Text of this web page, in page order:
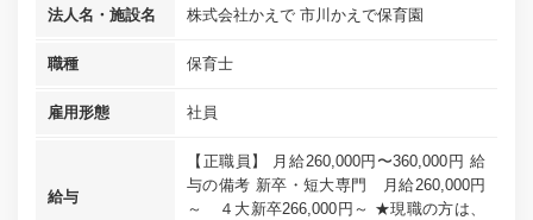
法人名・施設名 株式会社かえで 市川かえで保育園
職種 保育士
雇用形態 社員
給与
【正職員】 月給260,000円〜360,000円 給
与の備考 新卒・短大専門 月給260,000円
～ ４大新卒266,000円～ ★現職の方は、